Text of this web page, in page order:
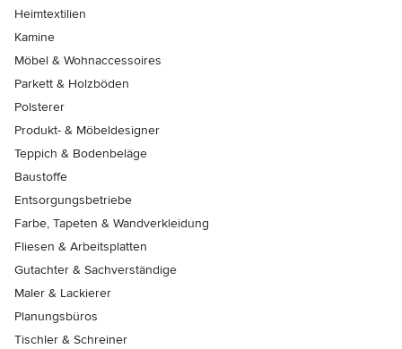
Heimtextilien
Kamine
Möbel & Wohnaccessoires
Parkett & Holzböden
Polsterer
Produkt- & Möbeldesigner
Teppich & Bodenbeläge
Baustoffe
Entsorgungsbetriebe
Farbe, Tapeten & Wandverkleidung
Fliesen & Arbeitsplatten
Gutachter & Sachverständige
Maler & Lackierer
Planungsbüros
Tischler & Schreiner